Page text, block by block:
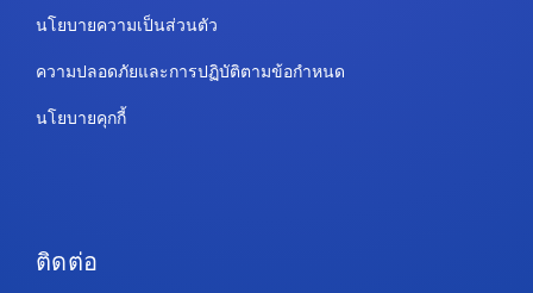
นโยบายความเป็นส่วนตัว
ความปลอดภัยและการปฏิบัติตามข้อกำหนด
นโยบายคุกกี้
ติดต่อ